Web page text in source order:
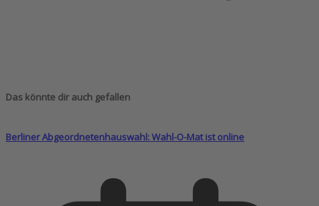
Das könnte dir auch gefallen
Berliner Abgeordnetenhauswahl: Wahl-O-Mat ist online